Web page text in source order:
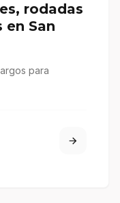
rodadas
en San
para